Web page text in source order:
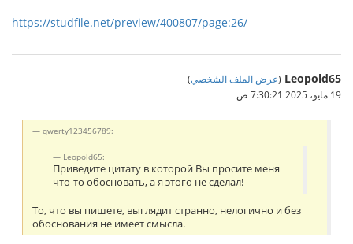
https://studfile.net/preview/400807/page:26/
Leopold65
(عرض الملف الشخصي)
19 مايو، 2025 7:30:21 ص
qwerty123456789:
Leopold65:
Приведите цитату в которой Вы просите меня
что-то обосновать, а я этого не сделал!
То, что вы пишете, выглядит странно, нелогично и без
обоснования не имеет смысла.